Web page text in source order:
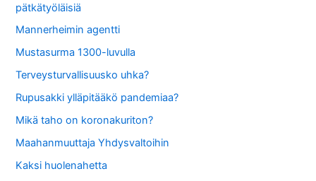
pätkätyöläisiä
Mannerheimin agentti
Mustasurma 1300-luvulla
Terveysturvallisuusko uhka?
Rupusakki ylläpitääkö pandemiaa?
Mikä taho on koronakuriton?
Maahanmuuttaja Yhdysvaltoihin
Kaksi huolenahetta